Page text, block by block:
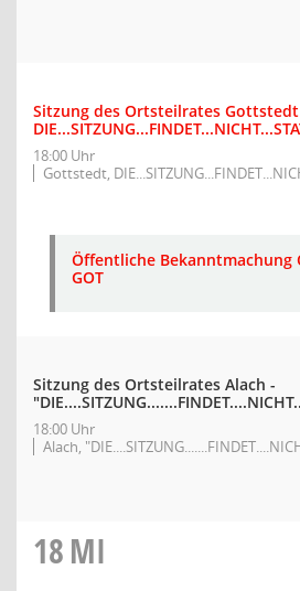
Sitzung des Ortsteilrates
18:00 Uhr
Gottstedt,
Öffentliche Bekanntmachung
GOT
Sitzung des Ortsteilrates Alach -
18:00 Uhr
Alach,
18MI